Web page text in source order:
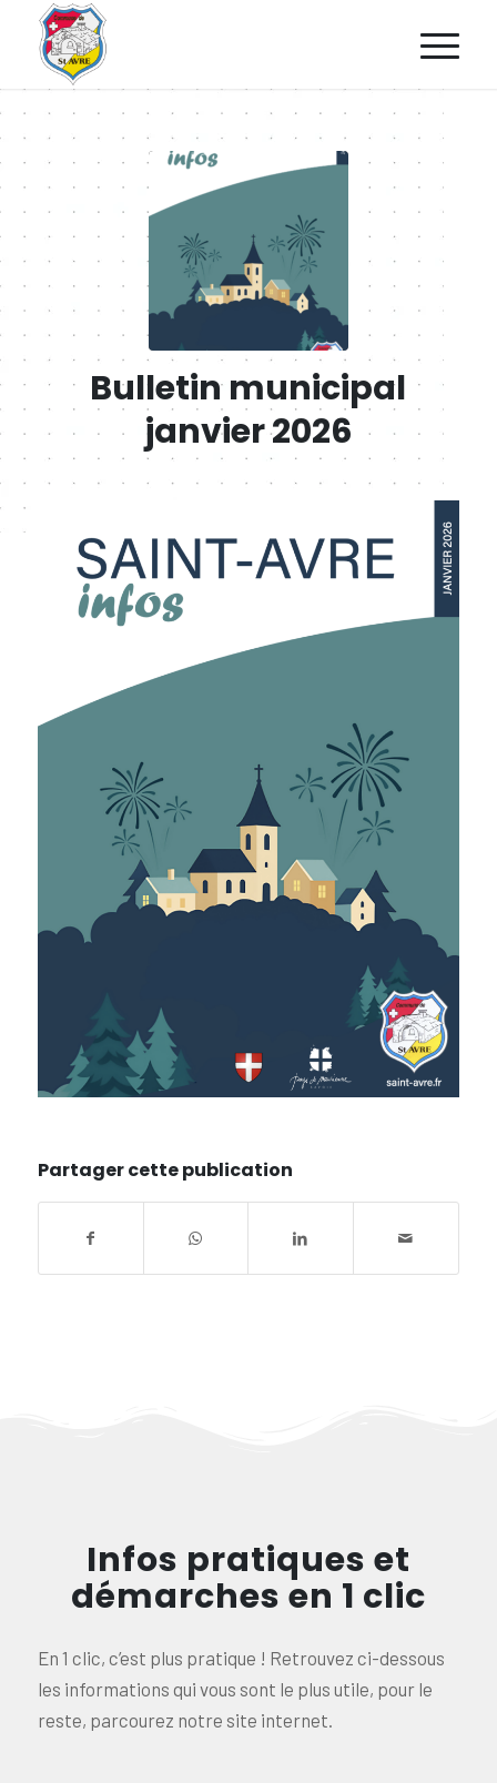
Bulletin municipal
janvier 2026
Partager cette publication
Infos pratiques et
démarches en 1 clic
En 1 clic, c’est plus pratique ! Retrouvez ci-dessous
les informations qui vous sont le plus utile, pour le
reste, parcourez notre site internet.